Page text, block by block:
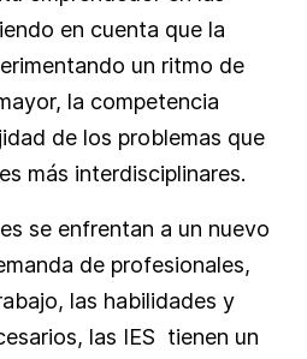
en cuenta que la
un ritmo de
la competencia
de los problemas que
más interdisciplinares.
se enfrentan a un nuevo
de profesionales,
las habilidades y
las IES tienen un